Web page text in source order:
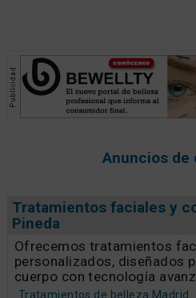
Anuncios de
Tratamientos faciales y
Pineda
Ofrecemos tratamientos
personalizados, diseñados
cuerpo con tecnología
Tratamientos de belleza Madrid